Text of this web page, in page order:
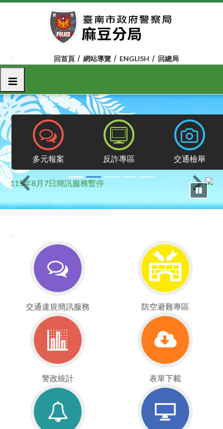
跳
容
塊
::: 回首頁 網站導覽 ENGLISH 回總局
選單
報案專區
多元報案 反詐專區
反詐專區 交通檢舉
交通檢舉
暫停輪
上一則 下一則
:::
通
規
簡
務
交通違規簡訊服務
空
散
避
區
防空避難專區
政
計
警政統計
單
載
表單下載